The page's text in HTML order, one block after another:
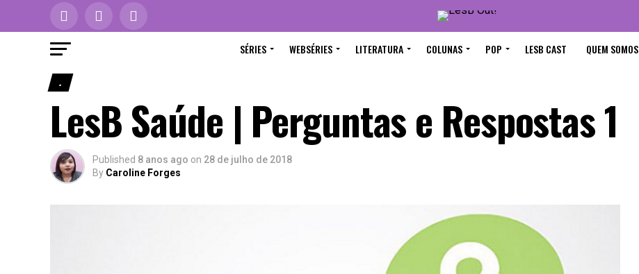
SÉRIES WEBSÉRIES LITERATURA COLUNAS POP LESB CAST QUEM SOMOS
.
LesB Saúde | Perguntas e Respostas 1
Published 8 anos ago on 28 de julho de 2018
By Caroline Forges